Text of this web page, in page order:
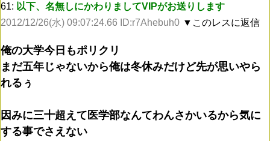
61: 以下、名無しにかわりましてVIPがお送りします
2012/12/26(水) 09:07:24.66 ID:r7Ahebuh0 ▼このレスに返信
俺の大学今日もポリクリ
まだ五年じゃないから俺は冬休みだけど先が思いやら
れるぅ
因みに三十超えて医学部なんてわんさかいるから気に
する事でさえない